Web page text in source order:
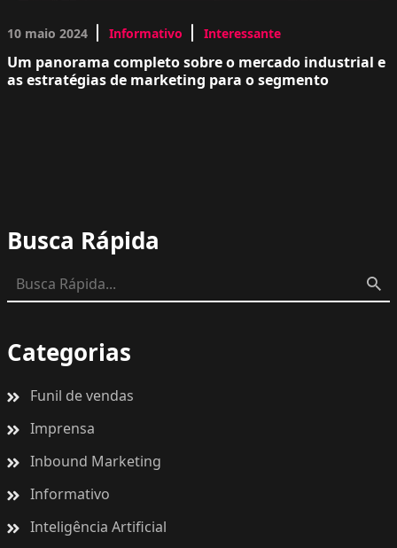
10 maio 2024 Informativo Interessante
Um panorama completo sobre o mercado industrial e
as estratégias de marketing para o segmento
Busca Rápida
Categorias
Funil de vendas
Imprensa
Inbound Marketing
Informativo
Inteligência Artificial